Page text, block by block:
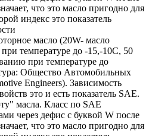
что это масло пригодно для
индекс это показатель
масло (20W- масло
температуре до -15,-10С, 50
при температуре до
Общество Автомобильных
Engineers). Зависимость
это и есть показатель SAE.
масла. Класс по SAE
через дефис с буквой W после
что это масло пригодно для